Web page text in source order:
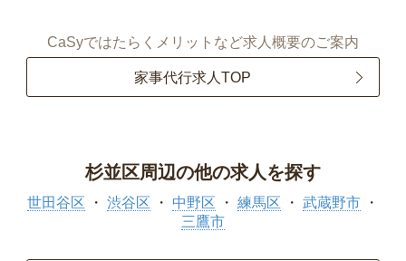
CaSyではたらくメリットなど求人概要のご案内
家事代行求人TOP
杉並区周辺の他の求人を探す
世田谷区 渋谷区 中野区 練馬区
武蔵野市
三鷹市